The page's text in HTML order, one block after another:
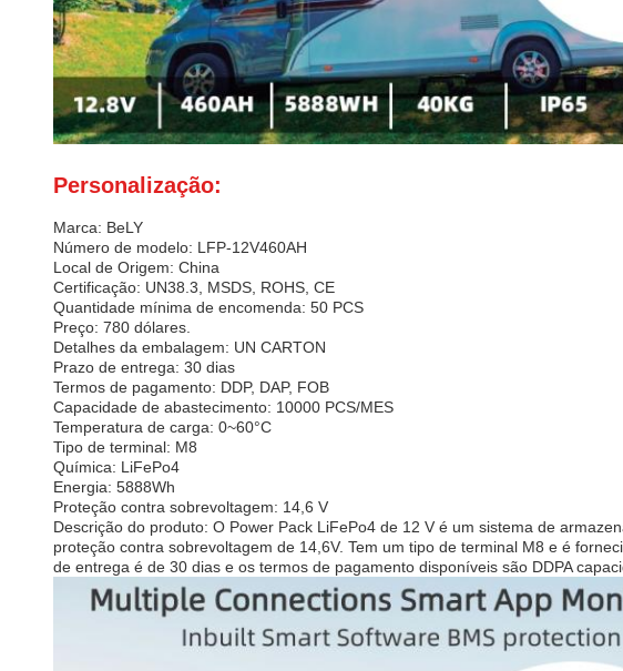
Personalização:
Marca: BeLY
Número de modelo: LFP-12V460AH
Local de Origem: China
Certificação: UN38.3, MSDS, ROHS, CE
Quantidade mínima de encomenda: 50 PCS
Preço: 780 dólares.
Detalhes da embalagem: UN CARTON
Prazo de entrega: 30 dias
Termos de pagamento: DDP, DAP, FOB
Capacidade de abastecimento: 10000 PCS/MES
Temperatura de carga: 0~60°C
Tipo de terminal: M8
Química: LiFePo4
Energia: 5888Wh
Proteção contra sobrevoltagem: 14,6 V
Descrição do produto: O Power Pack LiFePo4 de 12 V é um sistema de
proteção contra sobrevoltagem de 14,6V. Tem um tipo de terminal M8 e é
de entrega é de 30 dias e os termos de pagamento disponíveis são DDPA